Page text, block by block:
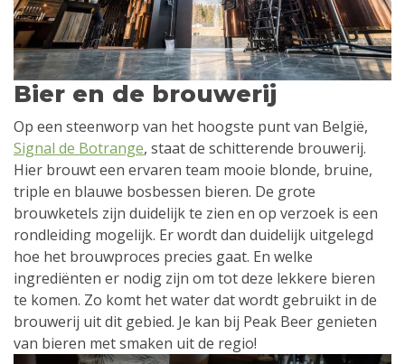
Bier en de brouwerij
Op een steenworp van het hoogste punt van België,
Signal de Botrange, staat de schitterende brouwerij.
Hier brouwt een ervaren team mooie blonde, bruine,
triple en blauwe bosbessen bieren. De grote
brouwketels zijn duidelijk te zien en op verzoek is een
rondleiding mogelijk. Er wordt dan duidelijk uitgelegd
hoe het brouwproces precies gaat. En welke
ingrediënten er nodig zijn om tot deze lekkere bieren
te komen. Zo komt het water dat wordt gebruikt in de
brouwerij uit dit gebied. Je kan bij Peak Beer genieten
van bieren met smaken uit de regio!